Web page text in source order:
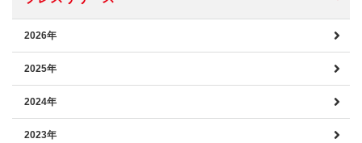
2026年
2025年
2024年
2023年